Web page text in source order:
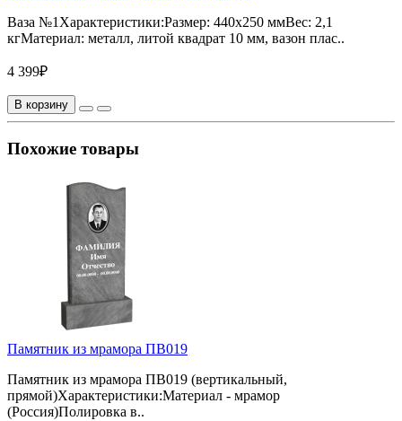
Ваза №1Характеристики:Размер: 440х250 ммВес: 2,1
кгМатериал: металл, литой квадрат 10 мм, вазон плас..
4 399₽
В корзину
Похожие товары
Памятник из мрамора ПВ019
Памятник из мрамора ПВ019 (вертикальный,
прямой)Характеристики:Материал - мрамор
(Россия)Полировка в..